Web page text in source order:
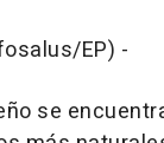
EP) -
se